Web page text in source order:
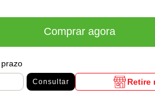
Comprar agora
Consultar
Retire